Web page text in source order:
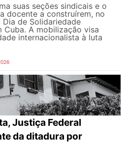
suas seções sindicais e o
docente a construírem, no
de Solidariedade
Cuba. A mobilização visa
internacionalista à luta
Justiça Federal
da ditadura por